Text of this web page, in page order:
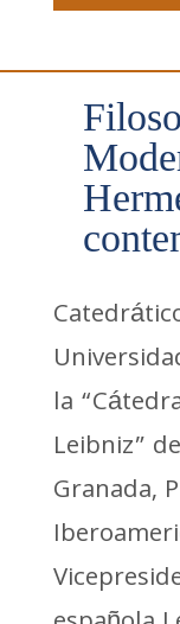
la
Leibniz”
Granada,